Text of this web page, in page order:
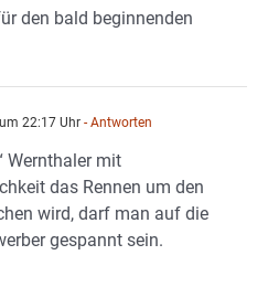
den bald beginnenden
22:17 Uhr - Antworten
Wernthaler mit
das Rennen um den
wird, darf man auf die
gespannt sein.